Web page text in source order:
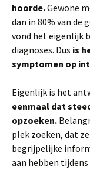
hoorde.Gewone
dan in 80% van de
vond het eigenlijk
diagnoses. Dus is
symptomen op
Eigenlijk is het
eenmaal dat
opzoeken.
plek zoeken, dat
begrijpelijke
aan hebben